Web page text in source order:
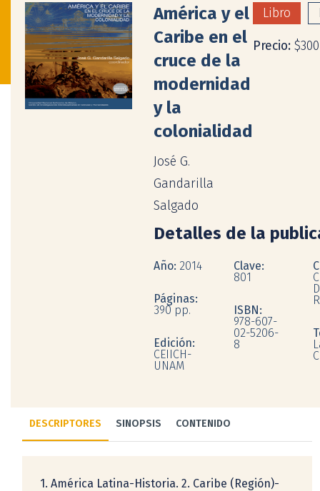
América y el
Caribe en el
cruce de la
modernidad
y la
colonialidad
José G.
Gandarilla
Salgado
Libro
Precio: $300
Detalles de la
Año: 2014
Páginas:
390 pp.
Edición:
CEIICH-
UNAM
Clave:
801
ISBN:
978-607-
02-5206-
8
DESCRIPTORES SINOPSIS CONTENIDO
1. América Latina-Historia. 2. Caribe (Región)-